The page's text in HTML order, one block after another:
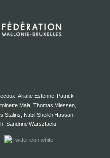
Ariane Estenne, Patrick
Maia, Thomas Miessen,
Stalins, Nabil Sheikh Hassan,
Sandrine Warsztacki